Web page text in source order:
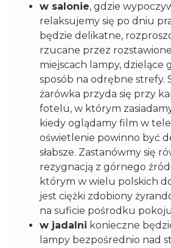
w salonie, gdzie
relaksujemy się po dniu
będzie delikatne,
rzucane przez
miejscach lampy, dzielące
sposób na odrębne strefy.
żarówka przyda się przy
fotelu, w którym
kiedy oglądamy film w
oświetlenie powinno być
słabsze. Zastanówmy się
rezygnacją z górnego
którym w wielu polskich
jest ciężki zdobiony
na suficie pośrodku
w jadalni konieczne
lampy bezpośrednio nad